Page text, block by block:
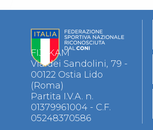
Difesa Personale MGA
La disciplina
News
Merchandising
Mappa del sito
Cerca
Contatti
News
Cookies Accept
Newsletter
FIJLKAM
Via dei Sandolini, 79 -
00122 Ostia Lido
(Roma)
Partita I.V.A. n.
01379961004 - C.F.
05248370586